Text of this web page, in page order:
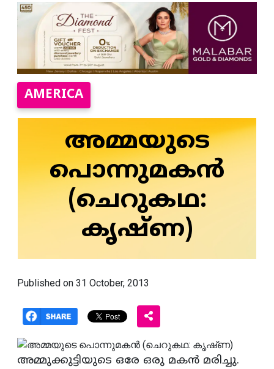
AMERICA
അമ്മയുടെ
പൊന്നുമകന്‍
(ചെറുകഥ:
കൃഷ്‌ണ)
Published on 31 October, 2013
അമ്മുക്കുട്ടിയുടെ ഒരേ ഒരു മകന്‍ മരിച്ചു.